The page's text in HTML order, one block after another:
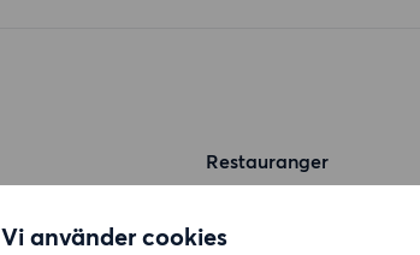
Vi använder cookies
Restauranger